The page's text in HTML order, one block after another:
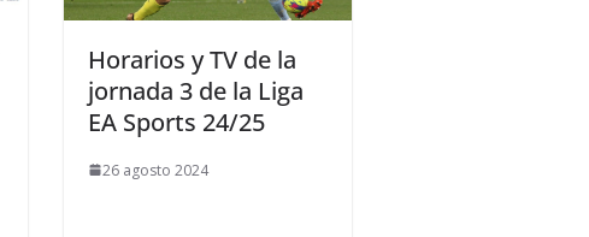
Horarios y TV de la
jornada 3 de la Liga
EA Sports 24/25
26 agosto 2024